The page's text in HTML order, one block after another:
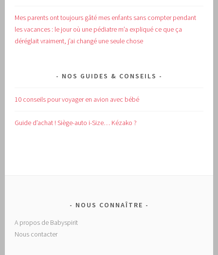
Mes parents ont toujours gâté mes enfants sans compter pendant
les vacances : le jour où une pédiatre m’a expliqué ce que ça
déréglait vraiment, j’ai changé une seule chose
NOS GUIDES & CONSEILS
10 conseils pour voyager en avion avec bébé
Guide d’achat !Siège-auto i-Size… Kézako ?
NOUS CONNAÎTRE
A propos de Babyspirit
Nous contacter